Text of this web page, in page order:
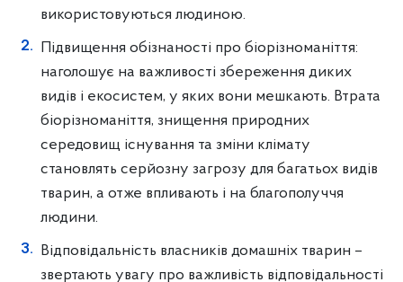
використовуються людиною.
Підвищення обізнаності про біорізноманіття:
наголошує на важливості збереження диких
видів і екосистем, у яких вони мешкають. Втрата
біорізноманіття, знищення природних
середовищ існування та зміни клімату
становлять серйозну загрозу для багатьох видів
тварин, а отже впливають і на благополуччя
людини.
Відповідальність власників домашніх тварин –
звертають увагу про важливість відповідальності